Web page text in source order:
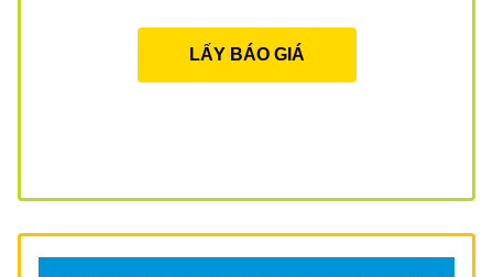
LẤY BÁO GIÁ